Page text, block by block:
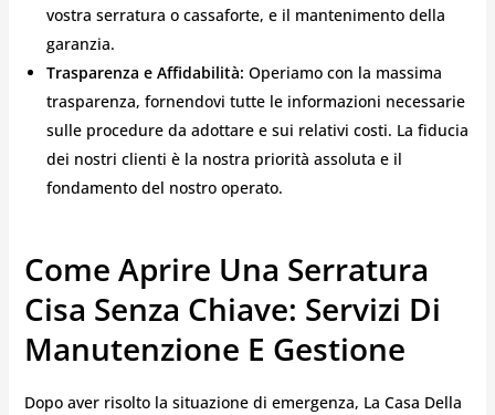
vostra serratura o cassaforte, e il mantenimento della
garanzia.
Trasparenza e Affidabilità: Operiamo con la massima
trasparenza, fornendovi tutte le informazioni necessarie
sulle procedure da adottare e sui relativi costi. La fiducia
dei nostri clienti è la nostra priorità assoluta e il
fondamento del nostro operato.
Come Aprire Una Serratura
Cisa Senza Chiave: Servizi Di
Manutenzione E Gestione
Dopo aver risolto la situazione di emergenza, La Casa Della